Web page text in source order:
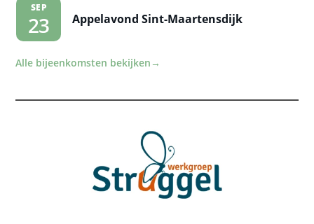
SEP
23 Appelavond Sint-Maartensdijk
Alle bijeenkomsten bekijken →